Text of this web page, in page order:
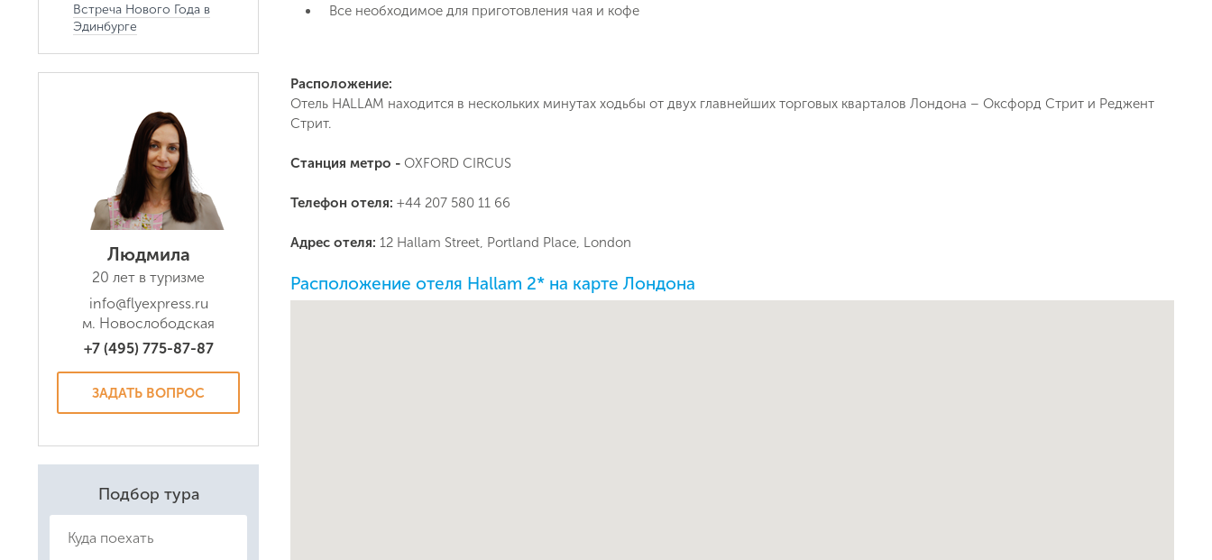
Телефон
о снижении цены на туры по
Подписаться
Встреча Нового Года в
Эдинбурге
Людмила
20 лет в туризме
info@flyexpress.ru
м. Новослободская
+7 (495) 775-87-87
ЗАДАТЬ ВОПРОС
Вопрос к менеджеру Людмила
Политикой обработки персональных данных.
Подбор тура
Все необходимое для приготовления чая и кофе
Расположение:
Отель HALLAM находится в нескольких минутах ходьбы от двух главнейших торговых кварталов Лондона – Оксфорд Стрит и Реджент
Стрит.
Станция метро - OXFORD CIRCUS
Телефон отеля: +44 207 580 11 66
Адрес отеля: 12 Hallam Street, Portland Place, London
Расположение отеля Hallam 2* на карте Лондона